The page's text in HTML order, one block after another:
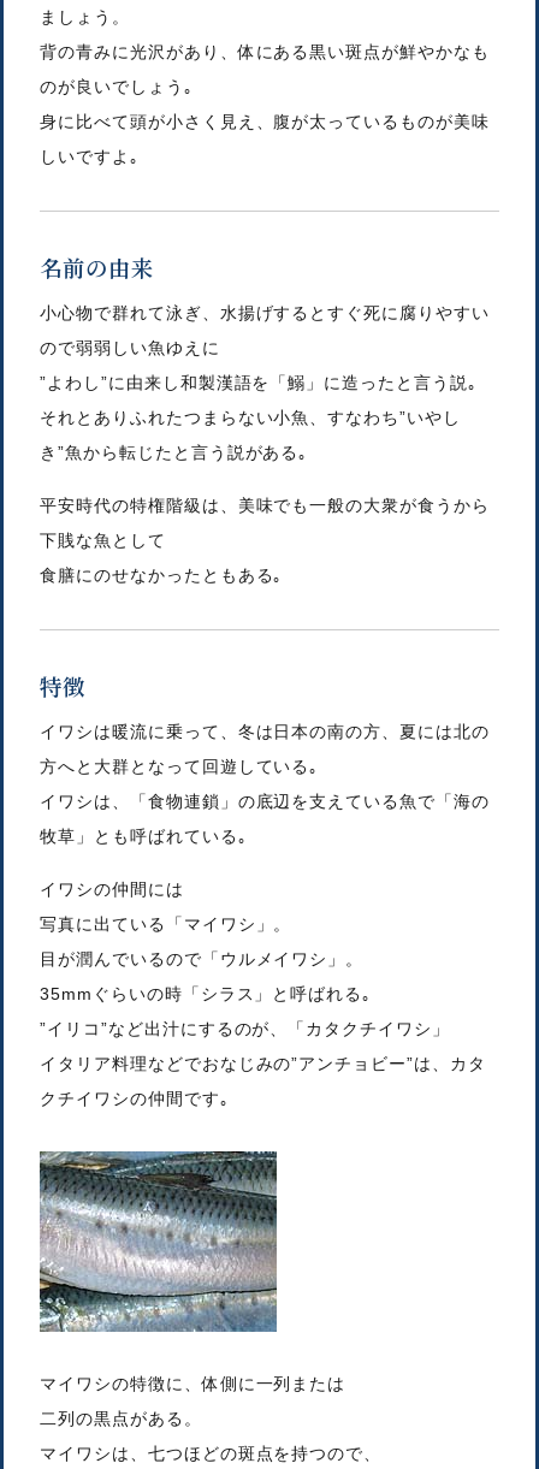
ましょう。
背の青みに光沢があり、体にある黒い斑点が鮮やかなも
のが良いでしょう｡
身に比べて頭が小さく見え、腹が太っているものが美味
しいですよ｡
名前の由来
小心物で群れて泳ぎ、水揚げするとすぐ死に腐りやすい
ので弱弱しい魚ゆえに
”よわし”に由来し和製漢語を「鰯」に造ったと言う説｡
それとありふれたつまらない小魚、すなわち”いやし
き”魚から転じたと言う説がある｡
平安時代の特権階級は、美味でも一般の大衆が食うから
下賎な魚として
食膳にのせなかったともある｡
特徴
イワシは暖流に乗って、冬は日本の南の方、夏には北の
方へと大群となって回遊している｡
イワシは、「食物連鎖」の底辺を支えている魚で「海の
牧草」とも呼ばれている｡
イワシの仲間には
写真に出ている「マイワシ」。
目が潤んでいるので「ウルメイワシ」。
35mmぐらいの時「シラス」と呼ばれる｡
”イリコ”など出汁にするのが、「カタクチイワシ」
イタリア料理などでおなじみの”アンチョビー”は、カタ
クチイワシの仲間です｡
マイワシの特徴に、体側に一列または
二列の黒点がある。
マイワシは、七つほどの斑点を持つので、